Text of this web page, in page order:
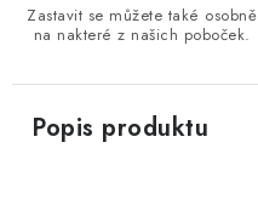
Zastavit se můžete také osobně
na nakteré z našich poboček.
Popis produktu